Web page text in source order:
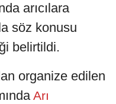
arıcılara
söz konusu
belirtildi.
organize edilen
Arı